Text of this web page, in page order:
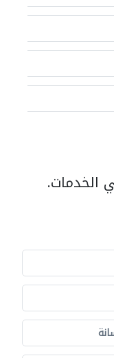
الخدمات.